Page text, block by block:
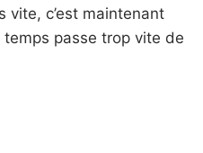
vite, c’est maintenant
passe trop vite de